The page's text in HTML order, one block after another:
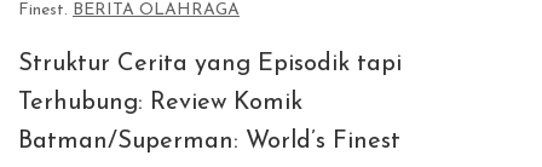
Finest. BERITA OLAHRAGA
Struktur Cerita yang Episodik tapi
Terhubung: Review Komik
Batman/Superman: World’s Finest